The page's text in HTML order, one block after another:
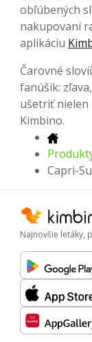
obľúbených
nakupovaní
aplikáciu
Čarovné
fanúšik:
ušetriť nielen
Kimbino.
Capri-
Najnovšie letáky,